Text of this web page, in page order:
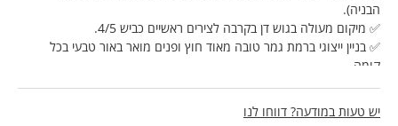
הבניה).
✅ מיקום מעולה בגוש דן בקרבה לצירים ראשיים כביש 4/5.
✅ בניין ייצוגי ברמת גמר טובה מאוד חוץ ופנים מואר באור טבעי בכל
קומה.
✅ שוכרים וותיקים ויציבים חלקם מעל 10שנים חברות/עמותות/בעלי
מקצועות חופשיים המאריכים חוזים כל 2-3 שנים.
✅ עשרות חניות בנכס ושפע מגרשי חניה ציבוריים ללא תשלום באזור.
יש טעות במודעה? דווחו לנו